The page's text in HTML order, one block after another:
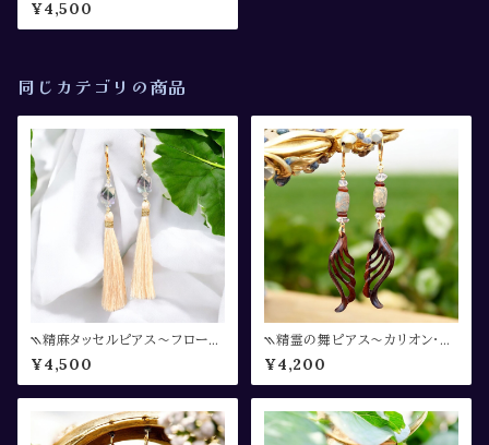
¥4,500
同じカテゴリの商品
⳹精麻タッセルピアス〜フローラ
イト〜⳼
¥4,500
⳹精霊の舞ピアス〜カリオン・ア
ゲート・クリスタル〜⳼
¥4,200